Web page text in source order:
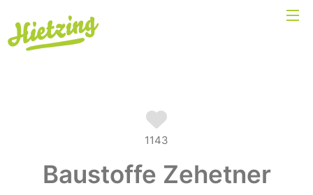
1143
Baustoffe Zehetner